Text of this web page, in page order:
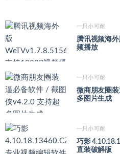
一只小可耐
腾讯视频海
频播放
一只小可耐
微商朋友圈
多图片生成
一只小可耐
巧影
直装破解版